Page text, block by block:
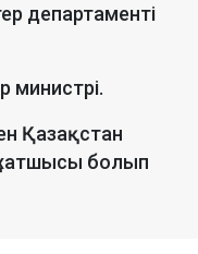
департаменті
министрі.
Қазақстан
хатшысы болып